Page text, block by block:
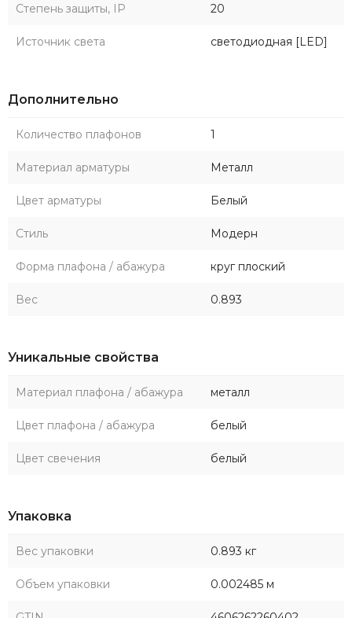
Степень защиты, IP 20
Источник света светодиодная [LED]
Дополнительно
Количество плафонов 1
Материал арматуры Металл
Цвет арматуры Белый
Стиль Модерн
Форма плафона / абажура круг плоский
Вес 0.893
Уникальные свойства
Материал плафона / абажура металл
Цвет плафона / абажура белый
Цвет свечения белый
Упаковка
Вес упаковки 0.893 кг
Объем упаковки 0.002485 м